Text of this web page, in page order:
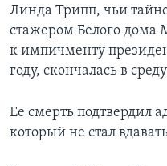
Линда Трипп, чьи
стажером Белого
к импичменту
году, скончалась в
Ее смерть подтвердил
который не стал